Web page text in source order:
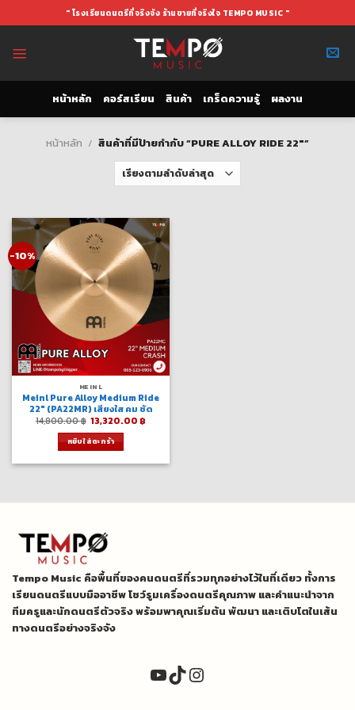
to
" โรงเรียนดนตรีที่จริงจัง ร้านขายที่จริงใจ TEMPO MUSIC "
หน้าหลัก คอร์สเรียน สินค้า เกร็ดความรู้ ผลงาน
หน้าหลัก / สินค้าที่มีป้ายกำกับ “PURE ALLOY RIDE 22″”
-10%
MEINL
Meinl Pure Alloy Medium Ride
22″ (PA22MR) เสียงใส คม ชัด
14,800.00฿ Original
price
was:
14,800.00 ฿.
13,320.00 ฿
หยิบใส่ตะกร้า
Tempo Music คือพื้นที่ของคนดนตรีที่รวมทุกอย่างไว้ในที่เดียว ทั้งการ
เรียนดนตรีแบบมืออาชีพ โชว์รูมเครื่องดนตรีคุณภาพ และคำแนะนำจาก
ทีมครูและนักดนตรีตัวจริง พร้อมพาคุณเริ่มต้น พัฒนา และเติบโตในเส้น
ทางดนตรีอย่างจริงจัง
YouTube
TikTok
Instagram